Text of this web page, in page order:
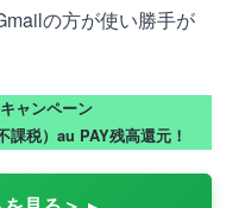
の方が使い勝手が
ャンペーン
税）au PAY残高還元！